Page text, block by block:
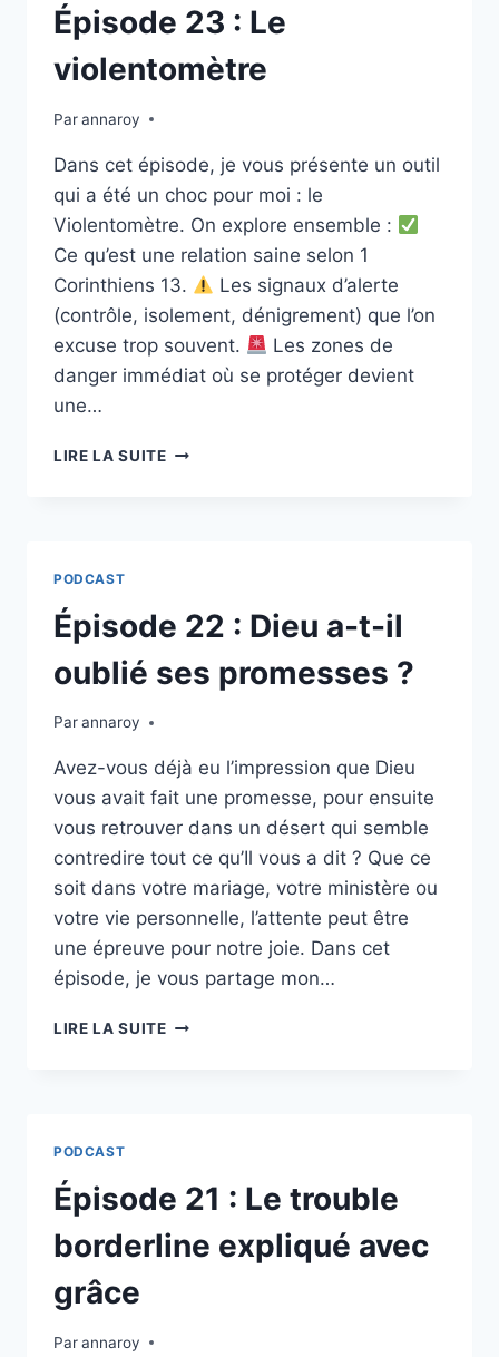
SORTIR
DU
DE
SA
JOIE.
Épisode 23 : Le
violentomètre
Parannaroy
Dans cet épisode, je vous présente un outil
qui a été un choc pour moi : le
Violentomètre. On explore ensemble :
Ce qu’est une relation saine selon 1
Corinthiens 13.
Les signaux d’alerte
(contrôle, isolement, dénigrement) que l’on
excuse trop souvent.
Les zones de
danger immédiat où se protéger devient
une…
LIRE LA SUITEÉPISODE
PODCAST
Épisode 22 : Dieu a-t-il
oublié ses promesses ?
Parannaroy
Avez-vous déjà eu l’impression que Dieu
vous avait fait une promesse, pour ensuite
vous retrouver dans un désert qui semble
contredire tout ce qu’Il vous a dit ? Que ce
soit dans votre mariage, votre ministère ou
votre vie personnelle, l’attente peut être
une épreuve pour notre joie. Dans cet
épisode, je vous partage mon…
LIRE LA SUITEÉPISODE
OUBLIÉ
SES
PROMESSES
?
PODCAST
Épisode 21 : Le trouble
borderline expliqué avec
grâce
Parannaroy